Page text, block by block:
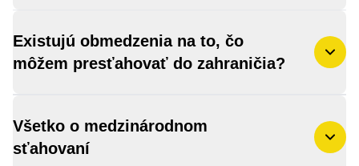
Existujú obmedzenia na to, čo
môžem presťahovať do zahraničia?
Všetko o medzinárodnom
sťahovaní